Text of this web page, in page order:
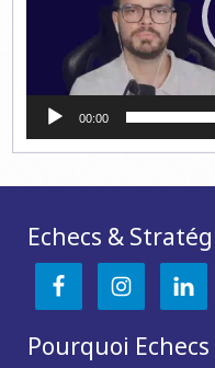
00:00
Echecs &
Pourquoi